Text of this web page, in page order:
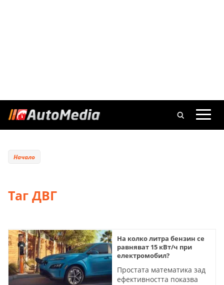
Начало
Таг ДВГ
На колко литра бензин се
равняват 15 кВт/ч при
електромобил?
Простата математика зад
ефективността показва